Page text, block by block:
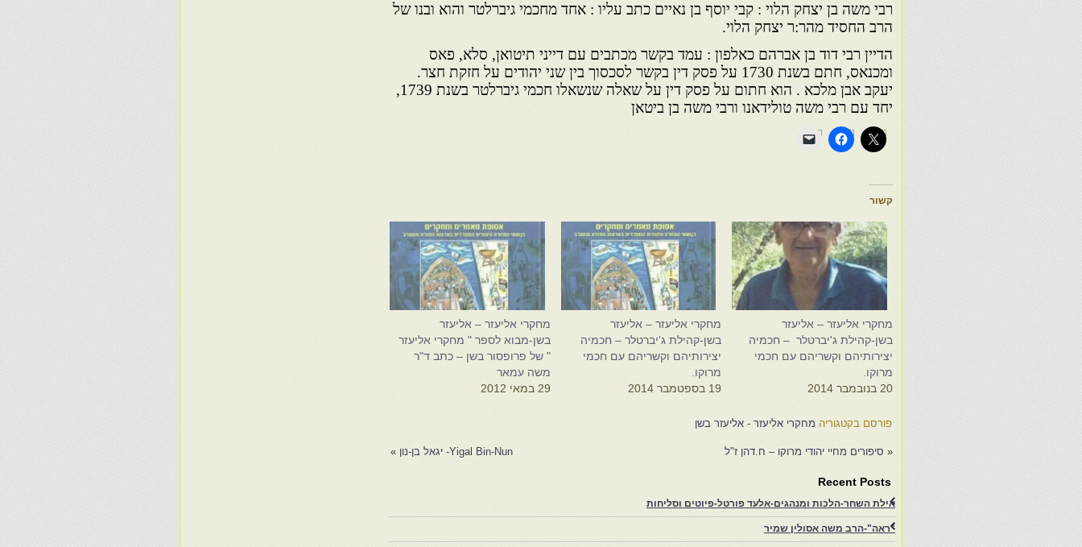
רבי משה בן יצחק הלוי : קבי יוסף בן נאיים כתב עליו : אחד מחכמי גיברלטר והוא ובנו של
הרב החסיד מהר:ר יצחק הלוי.
הדיין רבי דוד בן אברהם כאלפון : עמד בקשר מכתבים עם דייני תיטואן, סלא, פאס
ומכנאס, חתם בשנת 1730 על פסק דין בקשר לסכסוך בין שני יהודים על חזקת חצר.
יעקב אבן מלכא . הוא חתום על פסק דין על שאלה שנשאלו חכמי גיברלטר בשנת 1739,
יחד עם רבי משה טולידאנו ורבי משה בן ביטאן
קשור
מחקרי אליעזר – אליעזר
בשן-קהילת ג'יברטלר – חכמיה
יצירותיהם וקשריהם עם חכמי
מרוקו.
20 בנובמבר 2014
מחקרי אליעזר – אליעזר
בשן-קהילת ג'יברטלר – חכמיה
יצירותיהם וקשריהם עם חכמי
מרוקו.
19 בספטמבר 2014
מחקרי אליעזר – אליעזר
בשן-מבוא לספר " מחקרי אליעזר
" של פרופסור בשן – כתב ד"ר
משה עמאר
29 במאי 2012
פורסם בקטגוריה מחקרי אליעזר - אליעזר בשן
« סיפורים מחיי יהודי מרוקו – ח.דהן ז"ל Yigal Bin-Nun- יגאל בן-נון »
Recent Posts
אילת השחר-הלכות ומנהגים-אלעד פורטל-פיוטים וסליחות
"ראה"-הרב משה אסולין שמיר